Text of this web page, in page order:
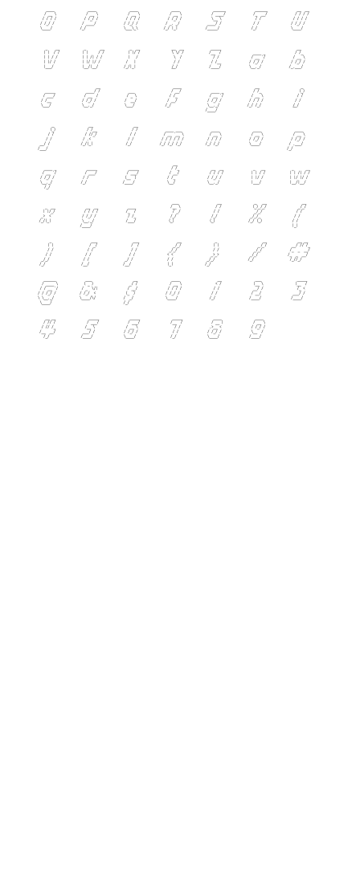
O
P Q R S T
U
V
W X Y Z a
b
c
d e f g h
i
j
k l m n o
p
q
r s t u v
w
x
y z ? ! %
(
)
[ ] { } /
#
@
& $ 0 1 2
3
4
5 6 7 8 9